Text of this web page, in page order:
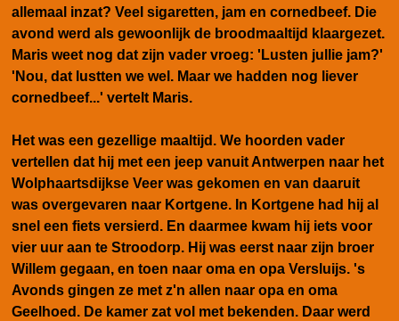
allemaal inzat? Veel sigaretten, jam en cornedbeef. Die
avond werd als gewoonlijk de broodmaaltijd klaargezet.
Maris weet nog dat zijn vader vroeg: 'Lusten jullie jam?'
'Nou, dat lustten we wel. Maar we hadden nog liever
cornedbeef...' vertelt Maris.
Het was een gezellige maaltijd. We hoorden vader
vertellen dat hij met een jeep vanuit Antwerpen naar het
Wolphaartsdijkse Veer was gekomen en van daaruit
was overgevaren naar Kortgene. In Kortgene had hij al
snel een fiets versierd. En daarmee kwam hij iets voor
vier uur aan te Stroodorp. Hij was eerst naar zijn broer
Willem gegaan, en toen naar oma en opa Versluijs. 's
Avonds gingen ze met z'n allen naar opa en oma
Geelhoed. De kamer zat vol met bekenden. Daar werd